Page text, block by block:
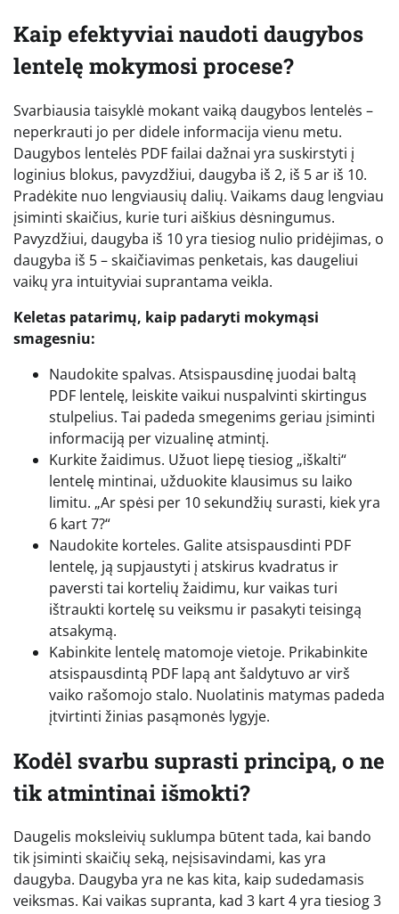
Kaip efektyviai naudoti daugybos
lentelę mokymosi procese?
Svarbiausia taisyklė mokant vaiką daugybos lentelės –
neperkrauti jo per didele informacija vienu metu.
Daugybos lentelės PDF failai dažnai yra suskirstyti į
loginius blokus, pavyzdžiui, daugyba iš 2, iš 5 ar iš 10.
Pradėkite nuo lengviausių dalių. Vaikams daug lengviau
įsiminti skaičius, kurie turi aiškius dėsningumus.
Pavyzdžiui, daugyba iš 10 yra tiesiog nulio pridėjimas, o
daugyba iš 5 – skaičiavimas penketais, kas daugeliui
vaikų yra intuityviai suprantama veikla.
Keletas patarimų, kaip padaryti mokymąsi
smagesniu:
Naudokite spalvas. Atsispausdinę juodai baltą
PDF lentelę, leiskite vaikui nuspalvinti skirtingus
stulpelius. Tai padeda smegenims geriau įsiminti
informaciją per vizualinę atmintį.
Kurkite žaidimus. Užuot liepę tiesiog „iškalti“
lentelę mintinai, užduokite klausimus su laiko
limitu. „Ar spėsi per 10 sekundžių surasti, kiek yra
6 kart 7?“
Naudokite korteles. Galite atsispausdinti PDF
lentelę, ją supjaustyti į atskirus kvadratus ir
paversti tai kortelių žaidimu, kur vaikas turi
ištraukti kortelę su veiksmu ir pasakyti teisingą
atsakymą.
Kabinkite lentelę matomoje vietoje. Prikabinkite
atsispausdintą PDF lapą ant šaldytuvo ar virš
vaiko rašomojo stalo. Nuolatinis matymas padeda
įtvirtinti žinias pasąmonės lygyje.
Kodėl svarbu suprasti principą, o ne
tik atmintinai išmokti?
Daugelis moksleivių suklumpa būtent tada, kai bando
tik įsiminti skaičių seką, neįsisavindami, kas yra
daugyba. Daugyba yra ne kas kita, kaip sudedamasis
veiksmas. Kai vaikas supranta, kad 3 kart 4 yra tiesiog 3